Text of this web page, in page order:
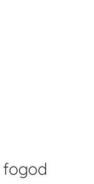
fogod